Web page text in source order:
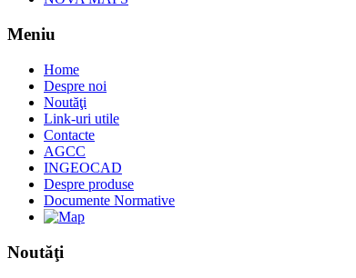
Meniu
Home
Despre noi
Noutăţi
Link-uri utile
Contacte
AGCC
INGEOCAD
Despre produse
Documente Normative
Noutăţi